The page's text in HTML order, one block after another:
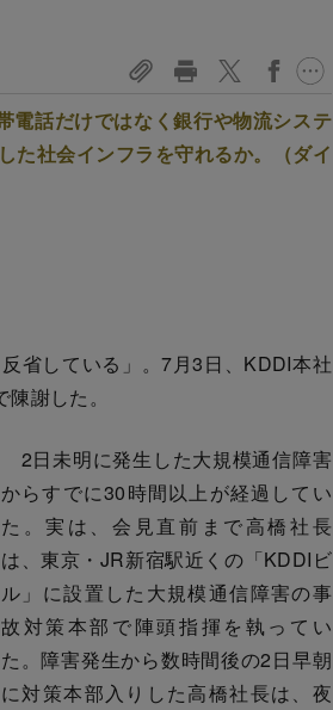
電話だけではなく銀行や物流システ
た社会インフラを守れるか。（ダイ
省している」。7月3日、KDDI本社
謝した。
2日未明に発生した大規模通信障害
からすでに30時間以上が経過してい
た。実は、会見直前まで高橋社長
は、東京・JR新宿駅近くの「KDDIビ
ル」に設置した大規模通信障害の事
故対策本部で陣頭指揮を執ってい
た。障害発生から数時間後の2日早朝
に対策本部入りした高橋社長は、夜